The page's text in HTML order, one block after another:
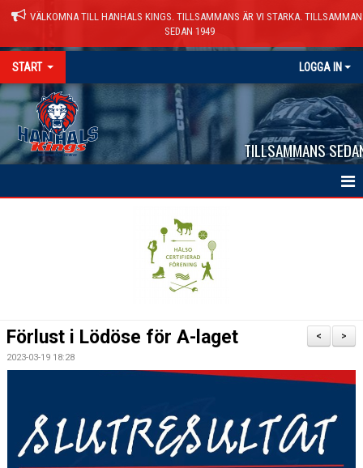
VÄLKOMNA TILL HANHALS KINGS. TILLSAMMANS ÄR VI STARKA.
SEDAN 1949
START LOGGA IN
TILLSAMMANS
MATCHER
CUPER
CAFÉET
>
<
Förlust i Lödöse för A-laget
2023-03-19 18:28